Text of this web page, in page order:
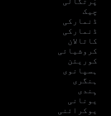
چیک
ڈنمارکی
ڈنمارکی
کاتالان
کروشیائی
کوریئن
ہسپانوی
ہنگری
ہِندی
یونانی
یوکرائنی